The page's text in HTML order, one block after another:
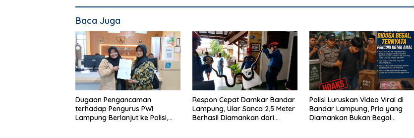
Baca Juga
Dugaan Pengancaman
terhadap Pengurus PWI
Lampung Berlanjut ke Polisi,
Respon Cepat Damkar Bandar
Lampung, Ular Sanca 2,5 Meter
Berhasil Diamankan dari
Polisi Luruskan Video Viral di
Bandar Lampung, Pria yang
Diamankan Bukan Begal